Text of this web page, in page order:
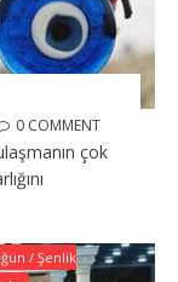
0 COMMENT
çok
/ Şenlik